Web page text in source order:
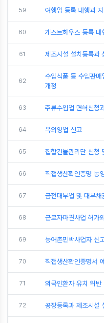
59 여행업 등록 대행과
60 게스트하우스 등록
61 제조시설 설치등록과
62
수입식품 등 수입판
개정
63 주류수입업 면허신청
64 옥외영업 신고
65 집합건물관리단 신청
66 직접생산확인증명 동
67 금전대부업 및 대부채
68 근로자파견사업 허가
69 농어촌민박사업자 신
70 직접생산확인증명서
71 외국인환자 유치 위
72 공장등록과 제조시설